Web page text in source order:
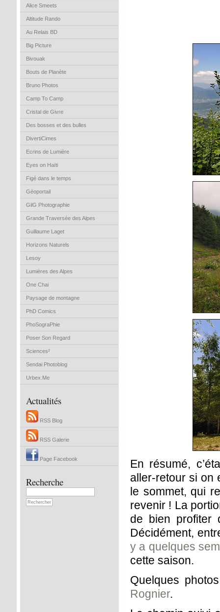
Alice Smeets
Altitude Rando
Au Relais BD
Big Picture
Bivouak
Bouts de Planète
Bruno Photos
Camp To Camp
Cristal de Givre
Des bosses et des bulles
DivertiCimes
Ecrins de Lumière
Eyes on Haïti
Figé dans le temps
Géoportail
GilG Photographie
Grande Traversée des Alpes
Guillaume Laget
Horizons Naturels
Lesoy
Lumières des Alpes
One Chai
Paysage de montagne
PhD Comics
PhoSograPhie
Poser Son Regard
Sciences²
Sendai Photoblog
Urbex.Me
Actualités
RSS Blog
RSS Galerie
Page Facebook
Recherche
En résumé,
aller-retour si on
le sommet, qui
revenir ! La
de bien profiter
Décidément,
y a quelques
cette saison.
Quelques
Rognier.